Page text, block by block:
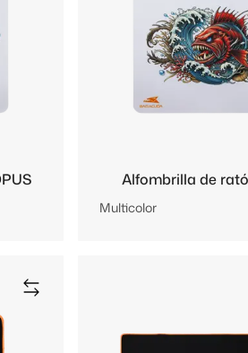
Alfombrilla de
Multicolor